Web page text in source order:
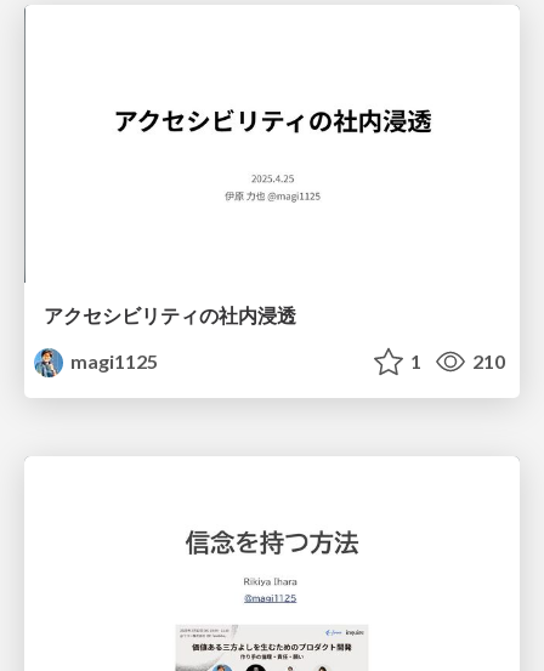
アクセシビリティの社内浸透
magi1125
1 210